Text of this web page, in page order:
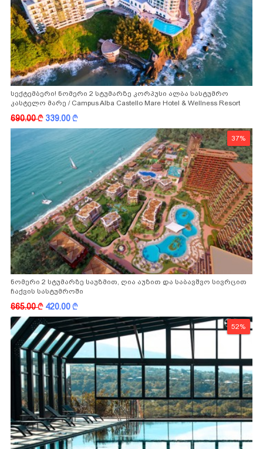
სექტემბერი! ნომერი 2 სტუმარზე კორპუსი ალბა სასტუმრო
კასტელო მარე / Campus Alba Castello Mare Hotel & Wellness Resort
-სგან!
690.00k 339.00k
37%
ნომერი 2 სტუმარზე საუზმით, ღია აუზით და საბავშვო სივრცით
ჩაქვის სასტუმროში
665.00k 420.00k
52%